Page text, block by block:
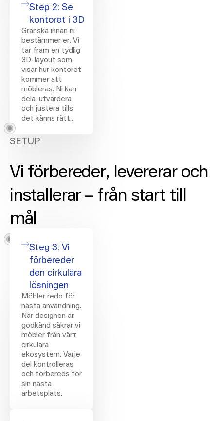
Step 2: Se
kontoret i 3D
Granska innan ni
bestämmer er. Vi
tar fram en tydlig
3D-layout som
visar hur kontoret
kommer att
möbleras. Ni kan
dela, utvärdera
och justera tills
det känns rätt..
SETUP
Vi förbereder, levererar och
installerar – från start till
mål
Steg 3: Vi
förbereder
den cirkulära
lösningen
Möbler redo för
nästa användning.
När designen är
godkänd säkrar vi
möbler från vårt
cirkulära
ekosystem. Varje
del kontrolleras
och förbereds för
sin nästa
arbetsplats.